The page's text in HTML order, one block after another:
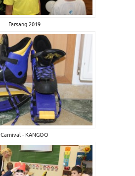
Farsang 2019
Carnival - KANGOO